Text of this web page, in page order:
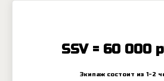
SSV = 60 000
Экипаж состоит из 1-2